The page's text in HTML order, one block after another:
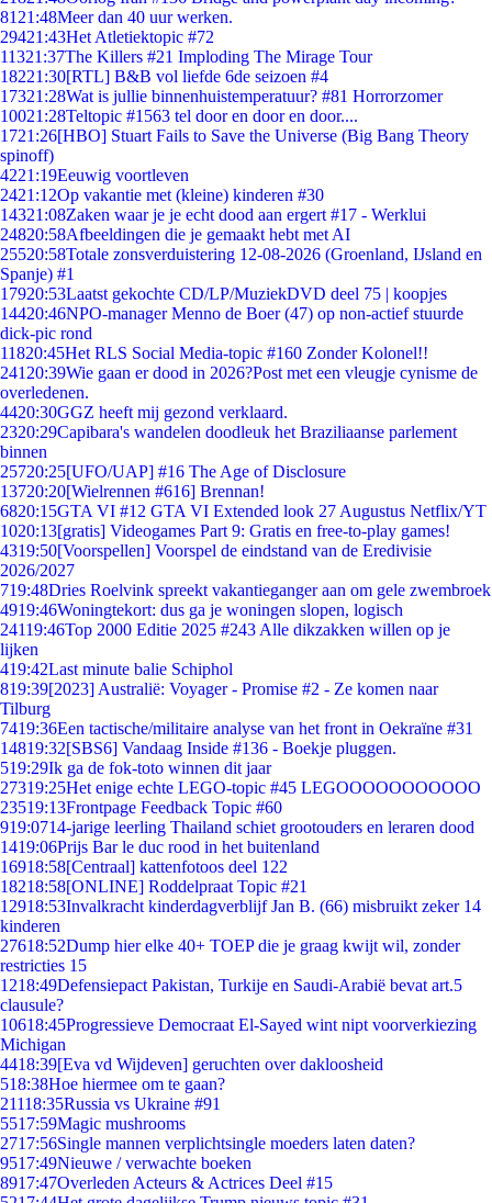
81 21:48Meer dan 40 uur werken.
29421:43Het Atletiektopic #72
11321:37The Killers #21 Imploding The Mirage Tour
18221:30[RTL] B&B vol liefde 6de seizoen #4
17321:28Wat is jullie binnenhuistemperatuur? #81 Horrorzomer
10021:28Teltopic #1563 tel door en door en door....
1721:26[HBO] Stuart Fails to Save the Universe (Big Bang Theory
spinoff)
4221:19Eeuwig voortleven
2421:12Op vakantie met (kleine) kinderen #30
14321:08Zaken waar je je echt dood aan ergert #17 - Werklui
24820:58Afbeeldingen die je gemaakt hebt met AI
25520:58Totale zonsverduistering 12-08-2026 (Groenland, IJsland en
Spanje) #1
17920:53Laatst gekochte CD/LP/MuziekDVD deel 75 | koopjes
14420:46NPO-manager Menno de Boer (47) op non-actief stuurde
dick-pic rond
11820:45Het RLS Social Media-topic #160 Zonder Kolonel!!
241 20:39Wie gaan er dood in 2026?Post met een vleugje cynisme de
overledenen.
4420:30GGZ heeft mij gezond verklaard.
2320:29Capibara's wandelen doodleuk het Braziliaanse parlement
binnen
25720:25[UFO/UAP] #16 The Age of Disclosure
13720:20[Wielrennen #616] Brennan!
6820:15GTA VI #12 GTA VI Extended look 27 Augustus Netflix/YT
1020:13[gratis] Videogames Part 9: Gratis en free-to-play games!
4319:50[Voorspellen] Voorspel de eindstand van de Eredivisie
2026/2027
719:48Dries Roelvink spreekt vakantieganger aan om gele zwembroek
4919:46Woningtekort: dus ga je woningen slopen, logisch
24119:46Top 2000 Editie 2025 #243 Alle dikzakken willen op je
lijken
419:42Last minute balie Schiphol
819:39[2023] Australië: Voyager - Promise #2 - Ze komen naar
Tilburg
7419:36Een tactische/militaire analyse van het front in Oekraïne #31
14819:32[SBS6] Vandaag Inside #136 - Boekje pluggen.
519:29Ik ga de fok-toto winnen dit jaar
27319:25Het enige echte LEGO-topic #45 LEGOOOOOOOOOOO
23519:13Frontpage Feedback Topic #60
919:0714-jarige leerling Thailand schiet grootouders en leraren dood
1419:06Prijs Bar le duc rood in het buitenland
16918:58[Centraal] kattenfotoos deel 122
18218:58[ONLINE] Roddelpraat Topic #21
12918:53Invalkracht kinderdagverblijf Jan B. (66) misbruikt zeker 14
kinderen
27618:52Dump hier elke 40+ TOEP die je graag kwijt wil, zonder
restricties 15
1218:49Defensiepact Pakistan, Turkije en Saudi-Arabië bevat art.5
clausule?
10618:45Progressieve Democraat El-Sayed wint nipt voorverkiezing
Michigan
4418:39[Eva vd Wijdeven] geruchten over dakloosheid
518:38Hoe hiermee om te gaan?
21118:35Russia vs Ukraine #91
5517:59Magic mushrooms
2717:56Single mannen verplichtsingle moeders laten daten?
9517:49Nieuwe / verwachte boeken
8917:47Overleden Acteurs & Actrices Deel #15